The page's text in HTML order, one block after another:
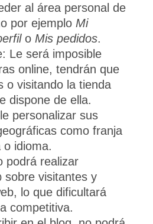
al área personal de
por ejemplo Mi
o Mis pedidos.
Le será imposible
online, tendrán que
o visitando la tienda
dispone de ella.
personalizar sus
como franja
o idioma.
podrá realizar
sobre visitantes y
lo que dificultará
competitiva.